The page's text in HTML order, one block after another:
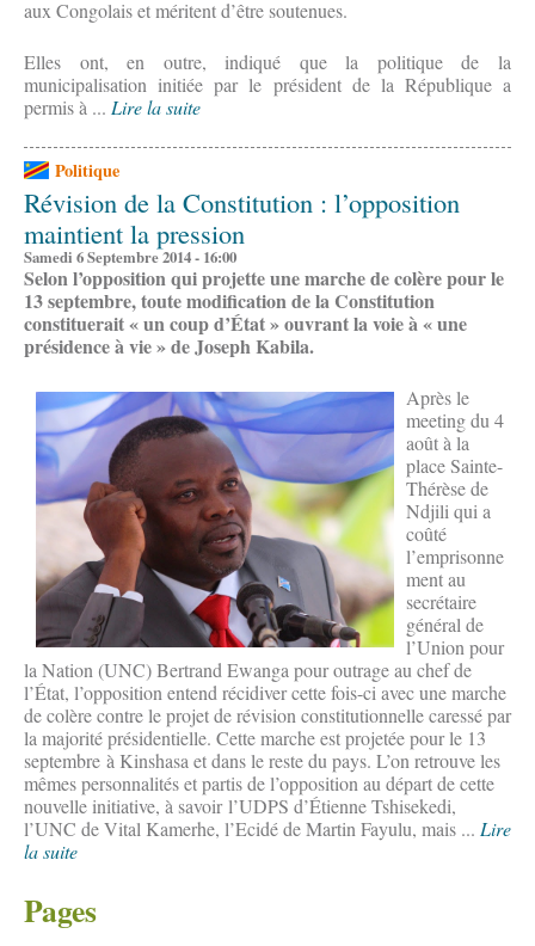
aux Congolais et méritent d’être soutenues.
Elles ont, en outre, indiqué que la politique de la
municipalisation initiée par le président de la République a
permis à ... Lire la suite
Politique
Révision de la Constitution : l’opposition
maintient la pression
Samedi 6 Septembre 2014 - 16:00
Selon l’opposition qui projette une marche de colère pour le
13 septembre, toute modification de la Constitution
constituerait « un coup d’État » ouvrant la voie à « une
présidence à vie » de Joseph Kabila.
Après le
meeting du 4
août à la
place Sainte-
Thérèse de
Ndjili qui a
coûté
l’emprisonne
ment au
secrétaire
général de
l’Union pour
la Nation (UNC) Bertrand Ewanga pour outrage au chef de
l’État, l’opposition entend récidiver cette fois-ci avec une marche
de colère contre le projet de révision constitutionnelle caressé par
la majorité présidentielle. Cette marche est projetée pour le 13
septembre à Kinshasa et dans le reste du pays. L’on retrouve les
mêmes personnalités et partis de l’opposition au départ de cette
nouvelle initiative, à savoir l’UDPS d’Étienne Tshisekedi,
l’UNC de Vital Kamerhe, l’Ecidé de Martin Fayulu, mais ... Lire
la suite
Pages